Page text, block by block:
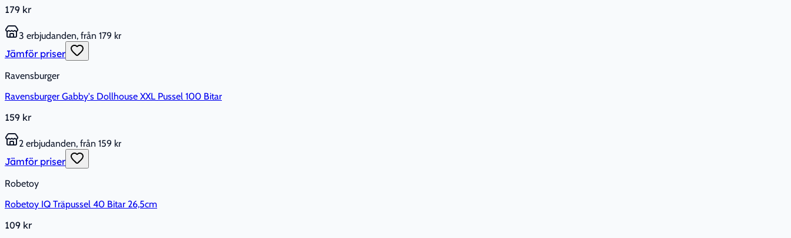
179 kr
3 erbjudanden, från 179 kr
Jämför priser
Ravensburger
Ravensburger Gabby's Dollhouse XXL Pussel 100 Bitar
159 kr
2 erbjudanden, från 159 kr
Jämför priser
Robetoy
Robetoy IQ Träpussel 40 Bitar 26,5cm
109 kr